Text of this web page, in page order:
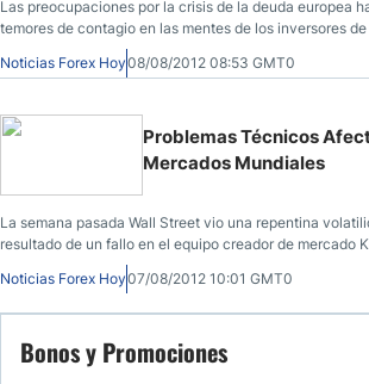
Las preocupaciones por la crisis de la deuda europea
temores de contagio en las mentes de los inversores
los últimos movimientos del mercado han demostrado
tienen ahora la esperanza de que las mareas estén
de la deuda.
Noticias Forex Hoy08/08/2012 08:53 GMT0
Problemas Técnicos
Mercados Mundiales
La semana pasada Wall Street vio una repentina
resultado de un fallo en el equipo creador de mercado
empresa, que ahora está luchando por su vida tras una
millones en sólo unos minutos después de un fallo
Noticias Forex Hoy07/08/2012 10:01 GMT0
Bonos y Promociones